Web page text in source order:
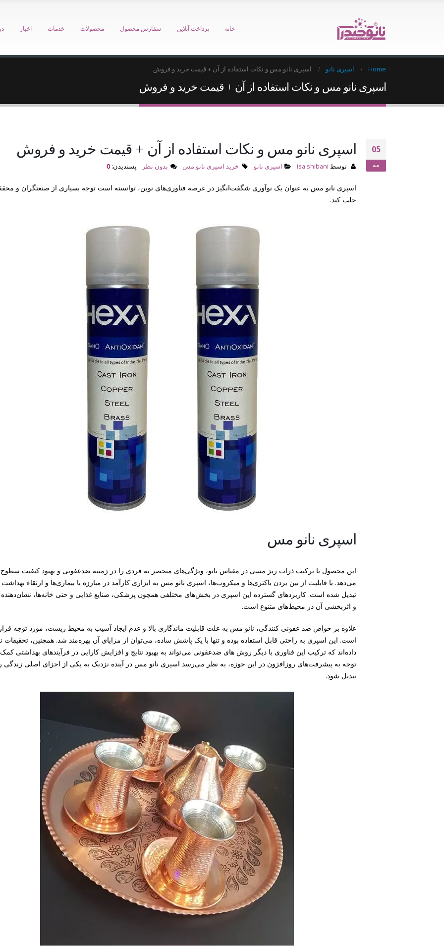
خانه پرداخت آنلاین سفارش محصول محصولات خدمات اخبار
Home اسپری نانو اسپری نانو مس و نکات استفاده از آن + قیمت خرید و فروش
اسپری نانو مس و نکات استفاده از آن + قیمت خرید و فروش
05
مه
اسپری نانو مس و نکات استفاده از آن + قیمت خرید و فروش
توسط isa shibani اسپری نانو خرید اسپری نانو مس بدون نظر پسندیدن:0
اسپری نانو مس به عنوان یک نوآوری شگفت‌انگیز در عرصه فناوری‌های نوین، توانسته است توجه بسیاری از صنعتگران و
جلب کند.
اسپری نانو مس
این محصول با ترکیب ذرات ریز مسی در مقیاس نانو، ویژگی‌های منحصر به فردی را در زمینه ضدعفونی و بهبود کیفیت سطوح
می‌دهد. با قابلیت از بین بردن باکتری‌ها و میکروب‌ها، اسپری نانو مس به ابزاری کارآمد در مبارزه با بیماری‌ها و ارتقاء
تبدیل شده است. کاربردهای گسترده این اسپری در بخش‌های مختلفی همچون پزشکی، صنایع غذایی و حتی خانه‌ها، نشان‌دهنده
و اثربخشی آن در محیط‌های متنوع است.
علاوه بر خواص ضد عفونی‌ کنندگی، نانو مس به علت قابلیت ماندگاری بالا و عدم ایجاد آسیب به محیط زیست، مورد توجه
است. این اسپری به راحتی قابل استفاده بوده و تنها با یک پاشش ساده، می‌توان از مزایای آن بهره‌مند شد. همچنین، تحقیقات
داده‌اند که ترکیب این فناوری با دیگر روش های ضدعفونی می‌تواند به بهبود نتایج و افزایش کارایی در فرآیندهای بهداشتی کمک
توجه به پیشرفت‌های روزافزون در این حوزه، به نظر می‌رسد اسپری نانو مس در آینده نزدیک به یکی از اجزای اصلی زندگی
تبدیل شود.